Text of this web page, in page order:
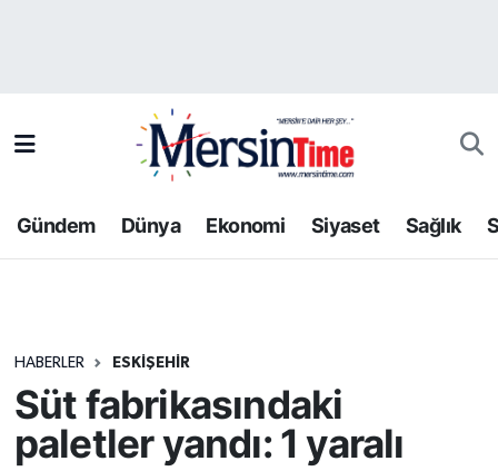
Gündem Dünya Ekonomi Siyaset Sağlık
HABERLER ESKIŞEHIR
Süt fabrikasındaki
paletler yandı: 1 yaralı
Bilim-Teknoloji
Dünya
Ekonomi
Gündem
Trafik Durumu
Tüm Manşetler
Haber Arşivi